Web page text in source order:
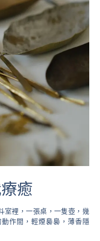
癒
室裡，一張桌，一隻壺，幾
作間，輕煙裊裊，薄香隱